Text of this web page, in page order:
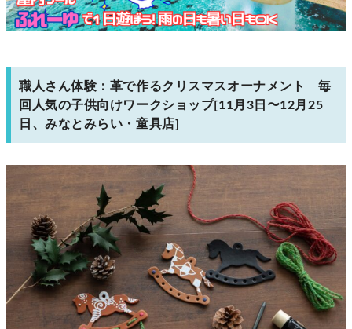
職人さん体験：革で作るクリスマスオーナメント 毎
回人気の子供向けワークショップ[11月3日〜12月25
日、みなとみらい・童具店]